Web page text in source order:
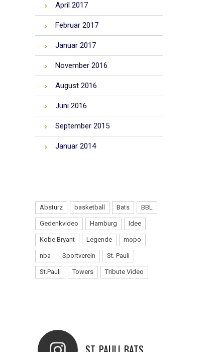
April 2017
Februar 2017
Januar 2017
November 2016
August 2016
Juni 2016
September 2015
Januar 2014
Absturz basketball Bats BBL
Gedenkvideo Hamburg Idee
Kobe Bryant Legende mopo
nba Sportverein St. Pauli
St.Pauli Towers Tribute Video